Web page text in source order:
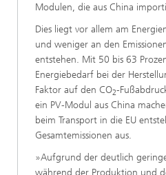
Modulen, die aus China
Dies liegt vor allem am
und weniger an den
entstehen. Mit 50 bis 63
Energiebedarf bei der
Faktor auf den CO2-
ein PV-Modul aus China
beim Transport in die EU
Gesamtemissionen aus.
»Aufgrund der deutlich